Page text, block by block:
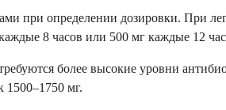
при определении дозировки. При
8 часов или 500 мг каждые 12
более высокие уровни
1500–1750 мг.